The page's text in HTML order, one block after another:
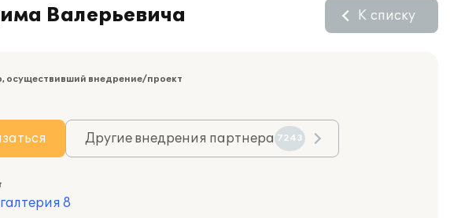
Валерьевича К списку
осуществивший внедрение/проект
Другие внедрения партнера 7243
8